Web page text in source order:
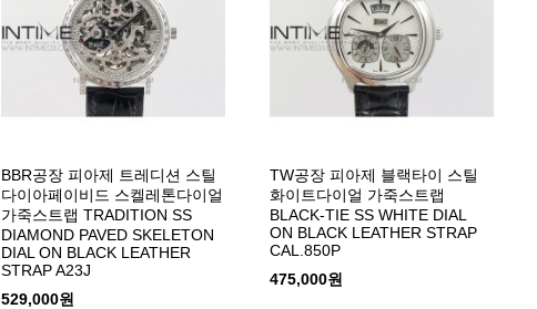
BBR공장 피아제 트레디션 스틸
다이아페이비드 스켈레톤다이얼
가죽스트랩 TRADITION SS
DIAMOND PAVED SKELETON
DIAL ON BLACK LEATHER
STRAP A23J
529,000원
TW공장 피아제 블랙타이 스틸
화이트다이얼 가죽스트랩
BLACK-TIE SS WHITE DIAL
ON BLACK LEATHER STRAP
CAL.850P
475,000원